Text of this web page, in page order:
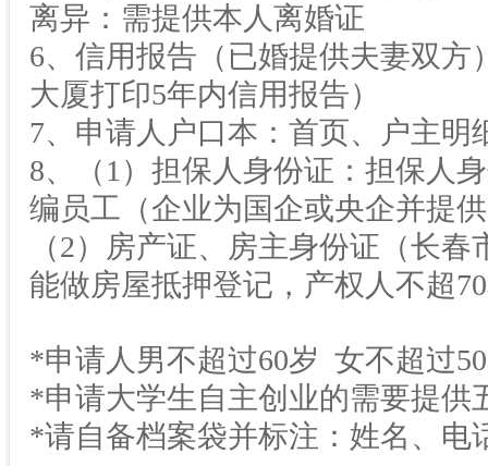
离异：需提供本人离婚证
6、信用报告（已婚提供夫妻双
大厦打印5年内信用报告）
7、申请人户口本：首页、户主明
8、（1）担保人身份证：担保人
编员工（企业为国企或央企并提
（2）房产证、房主身份证（长
能做房屋抵押登记，产权人不超
*申请人男不超过60岁 女不超过
*申请大学生自主创业的需要提供
*请自备档案袋并标注：姓名、电